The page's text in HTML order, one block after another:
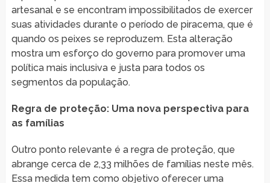
artesanal e se encontram impossibilitados de exercer
suas atividades durante o período de piracema, que é
quando os peixes se reproduzem. Esta alteração
mostra um esforço do governo para promover uma
política mais inclusiva e justa para todos os
segmentos da população.
Regra de proteção: Uma nova perspectiva para
as famílias
Outro ponto relevante é a regra de proteção, que
abrange cerca de 2,33 milhões de famílias neste mês.
Essa medida tem como objetivo oferecer uma